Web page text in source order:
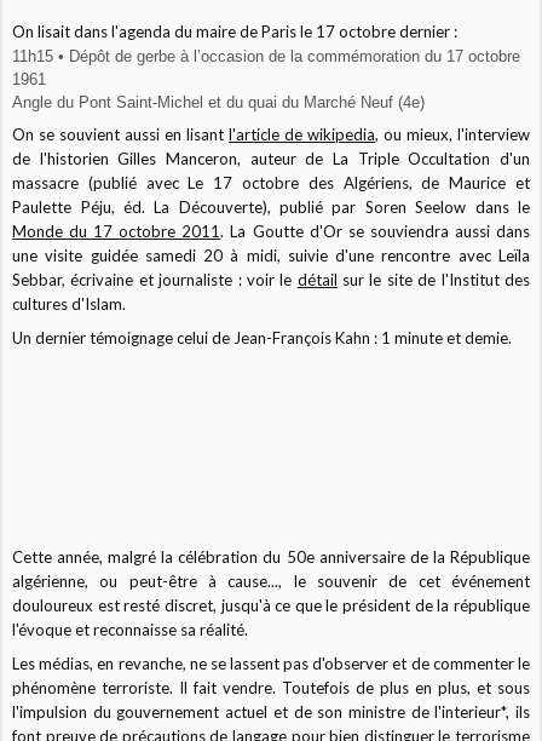
On lisait dans l'agenda du maire de Paris le 17 octobre dernier :
11h15 • Dépôt de gerbe à l’occasion de la commémoration du 17 octobre
1961
Angle du Pont Saint-Michel et du quai du Marché Neuf (4e)
On se souvient aussi en lisant l'article de wikipedia, ou mieux, l'interview
de l'historien Gilles Manceron, auteur de La Triple Occultation d'un
massacre (publié avec Le 17 octobre des Algériens, de Maurice et
Paulette Péju, éd. La Découverte), publié par Soren Seelow dans le
Monde du 17 octobre 2011. La Goutte d'Or se souviendra aussi dans
une visite guidée samedi 20 à midi, suivie d'une rencontre avec Leïla
Sebbar, écrivaine et journaliste : voir le détail sur le site de l'Institut des
cultures d'Islam.
Un dernier témoignage celui de Jean-François Kahn : 1 minute et demie.
Cette année, malgré la célébration du 50e anniversaire de la République
algérienne, ou peut-être à cause..., le souvenir de cet événement
douloureux est resté discret, jusqu'à ce que le président de la république
l'évoque et reconnaisse sa réalité.
Les médias, en revanche, ne se lassent pas d'observer et de commenter le
phénomène terroriste. Il fait vendre. Toutefois de plus en plus, et sous
l'impulsion du gouvernement actuel et de son ministre de l'interieur*, ils
font preuve de précautions de langage pour bien distinguer le terrorisme